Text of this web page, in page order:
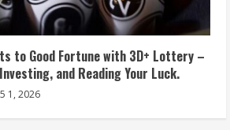
to Good Fortune with 3D+ Lottery –
and Reading Your Luck.
1, 2026